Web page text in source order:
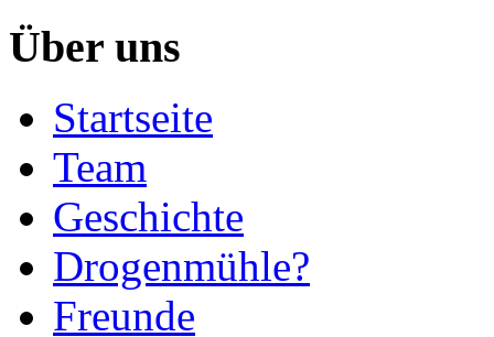
Über uns
Startseite
Team
Geschichte
Drogenmühle?
Freunde